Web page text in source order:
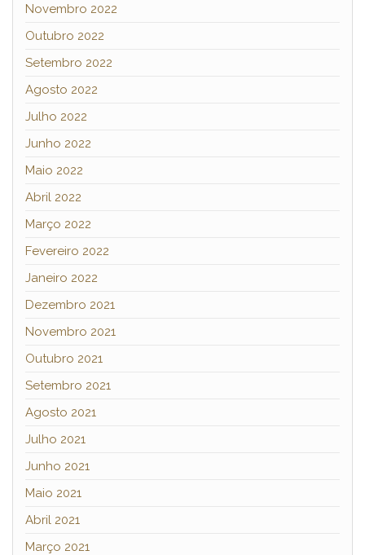
Novembro 2022
Outubro 2022
Setembro 2022
Agosto 2022
Julho 2022
Junho 2022
Maio 2022
Abril 2022
Março 2022
Fevereiro 2022
Janeiro 2022
Dezembro 2021
Novembro 2021
Outubro 2021
Setembro 2021
Agosto 2021
Julho 2021
Junho 2021
Maio 2021
Abril 2021
Março 2021